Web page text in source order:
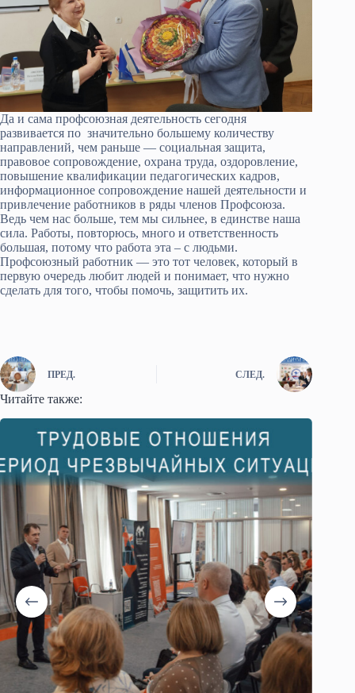
Да и сама профсоюзная деятельность сегодня
развивается по значительно большему количеству
направлений, чем раньше — социальная защита,
правовое сопровождение, охрана труда, оздоровление,
повышение квалификации педагогических кадров,
информационное сопровождение нашей деятельности и
привлечение работников в ряды членов Профсоюза.
Ведь чем нас больше, тем мы сильнее, в единстве наша
сила. Работы, повторюсь, много и ответственность
большая, потому что работа эта – с людьми.
Профсоюзный работник — это тот человек, который в
первую очередь любит людей и понимает, что нужно
сделать для того, чтобы помочь, защитить их.
ПРЕД. СЛЕД.
Читайте также: